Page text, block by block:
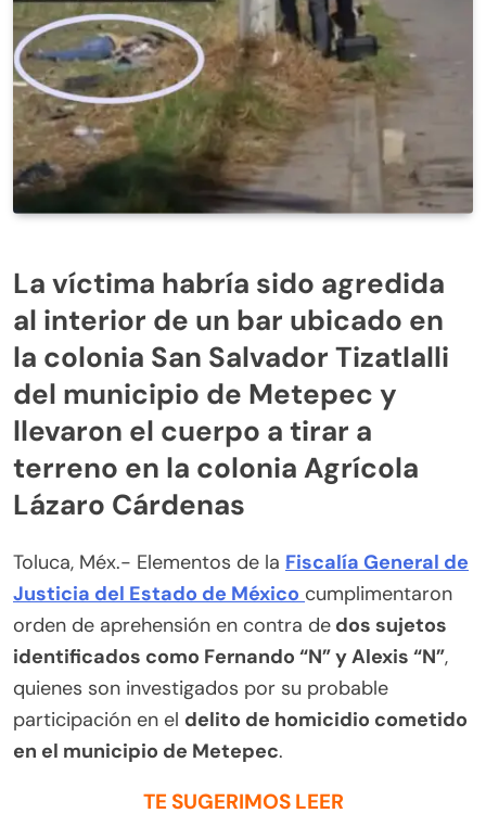
La víctima habría sido agredida
al interior de un bar ubicado en
la colonia San Salvador Tizatlalli
del municipio de Metepec y
llevaron el cuerpo a tirar a
terreno en la colonia Agrícola
Lázaro Cárdenas
Toluca, Méx.- Elementos de la Fiscalía General de
Justicia del Estado de México cumplimentaron
orden de aprehensión en contra de dos sujetos
identificados como Fernando “N” y Alexis “N”,
quienes son investigados por su probable
participación en el delito de homicidio cometido
en el municipio de Metepec.
TE SUGERIMOS LEER